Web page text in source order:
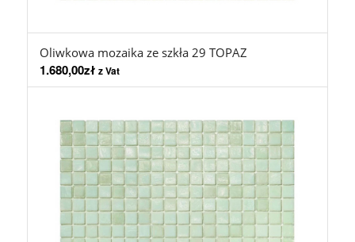
Oliwkowa mozaika ze szkła 29 TOPAZ
1.680,00zł z Vat